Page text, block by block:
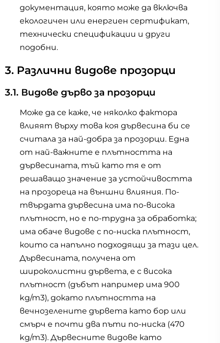
документация, която може да включва
екологичен или енергиен сертификат,
технически спецификации и други
подобни.
3. Различни видове прозорци
3.1. Видове дърво за прозорци
Може да се каже, че няколко фактора
влияят върху това коя дървесина би се
считала за най-добра за прозорци. Една
от най-важните е плътността на
дървесината, тъй като тя е от
решаващо значение за устойчивостта
на прозореца на външни влияния. По-
твърдата дървесина има по-висока
плътност, но е по-трудна за обработка;
има обаче видове с по-ниска плътност,
които са напълно подходящи за тази цел.
Дървесината, получена от
широколистни дървета, е с висока
плътност (дъбът например има 900
kg/m3), докато плътността на
вечнозелените дървета като бор или
смърч е почти два пъти по-ниска (470
kg/m3). Дървесните видове като